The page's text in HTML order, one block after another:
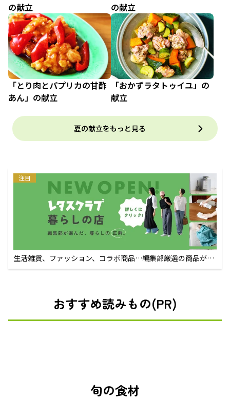
の献立
の献立
「とり肉とパプリカの甘酢
あん」の献立
「おかずラタトゥイユ」の
献立
夏の献立をもっと見る
注目
生活雑貨、ファッション、コラボ商品…編集部厳選の商品が買
えるECサイト
おすすめ読みもの(PR)
旬の食材